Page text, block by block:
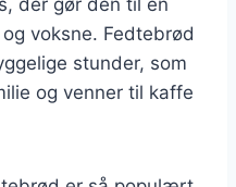
voksne. Fedtebrød
stunder, som
og venner til kaffe